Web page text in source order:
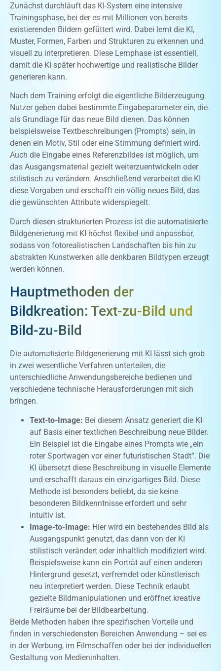
Zunächst durchläuft das KI-System eine intensive
Trainingsphase, bei der es mit Millionen von bereits
existierenden Bildern gefüttert wird. Dabei lernt die KI,
Muster, Formen, Farben und Strukturen zu erkennen und
visuell zu interpretieren. Diese Lernphase ist essentiell,
damit die KI später hochwertige und realistische Bilder
generieren kann.
Nach dem Training erfolgt die eigentliche Bilderzeugung.
Nutzer geben dabei bestimmte Eingabeparameter ein, die
als Grundlage für das neue Bild dienen. Das können
beispielsweise Textbeschreibungen (Prompts) sein, in
denen ein Motiv, Stil oder eine Stimmung definiert wird.
Auch die Eingabe eines Referenzbildes ist möglich, um
das Ausgangsmaterial gezielt weiterzuentwickeln oder
stilistisch zu verändern. Anschließend verarbeitet die KI
diese Vorgaben und erschafft ein völlig neues Bild, das
die gewünschten Attribute widerspiegelt.
Durch diesen strukturierten Prozess ist die automatisierte
Bildgenerierung mit KI höchst flexibel und anpassbar,
sodass von fotorealistischen Landschaften bis hin zu
abstrakten Kunstwerken alle denkbaren Bildtypen erzeugt
werden können.
Hauptmethoden der
Bildkreation: Text-zu-Bild und
Bild-zu-Bild
Die automatisierte Bildgenerierung mit KI lässt sich grob
in zwei wesentliche Verfahren unterteilen, die
unterschiedliche Anwendungsbereiche bedienen und
verschiedene technische Herausforderungen mit sich
bringen.
Text-to-Image: Bei diesem Ansatz generiert die KI
auf Basis einer textlichen Beschreibung neue Bilder.
Ein Beispiel ist die Eingabe eines Prompts wie „ein
roter Sportwagen vor einer futuristischen Stadt“. Die
KI übersetzt diese Beschreibung in visuelle Elemente
und erschafft daraus ein einzigartiges Bild. Diese
Methode ist besonders beliebt, da sie keine
besonderen Bildkenntnisse erfordert und sehr
intuitiv ist.
Image-to-Image: Hier wird ein bestehendes Bild als
Ausgangspunkt genutzt, das dann von der KI
stilistisch verändert oder inhaltlich modifiziert wird.
Beispielsweise kann ein Porträt auf einen anderen
Hintergrund gesetzt, verfremdet oder künstlerisch
neu interpretiert werden. Diese Technik erlaubt
gezielte Bildmanipulationen und eröffnet kreative
Freiräume bei der Bildbearbeitung.
Beide Methoden haben ihre spezifischen Vorteile und
finden in verschiedensten Bereichen Anwendung – sei es
in der Werbung, im Filmschaffen oder bei der individuellen
Gestaltung von Medieninhalten.